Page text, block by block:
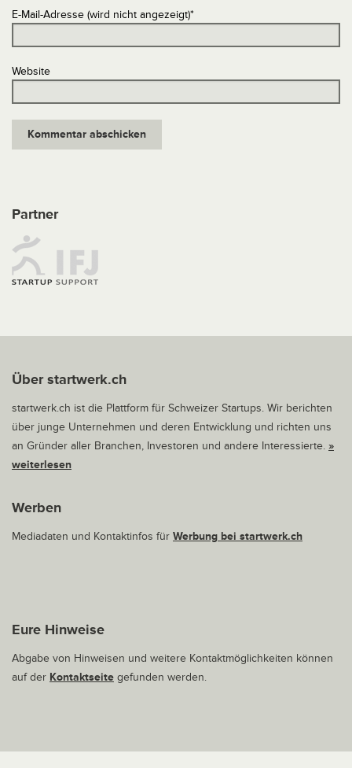
E-Mail-Adresse (wird nicht angezeigt)*
Website
Partner
Über startwerk.ch
startwerk.ch ist die Plattform für Schweizer Startups. Wir berichten
über junge Unternehmen und deren Entwicklung und richten uns
an Gründer aller Branchen, Investoren und andere Interessierte. »
weiterlesen
Werben
Mediadaten und Kontaktinfos für Werbung bei startwerk.ch
Eure Hinweise
Abgabe von Hinweisen und weitere Kontaktmöglichkeiten können
auf der Kontaktseite gefunden werden.